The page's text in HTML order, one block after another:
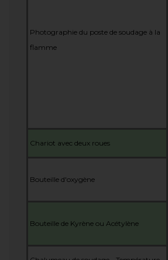
Photographie du poste de soudage à la
flamme
Chariot avec deux roues
Bouteille d'oxygène
Bouteille de Kyrène ou Acétylène